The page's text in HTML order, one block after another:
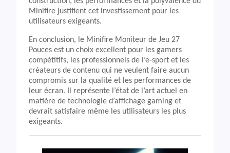
Minifire justifient cet investissement pour les
utilisateurs exigeants.
En conclusion, le Minifire Moniteur de Jeu 27
Pouces est un choix excellent pour les gamers
compétitifs, les professionnels de l’e-sport et les
créateurs de contenu qui ne veulent faire aucun
compromis sur la qualité et les performances de
leur écran. Il représente l’état de l’art actuel en
matière de technologie d’affichage gaming et
devrait satisfaire même les utilisateurs les plus
exigeants.